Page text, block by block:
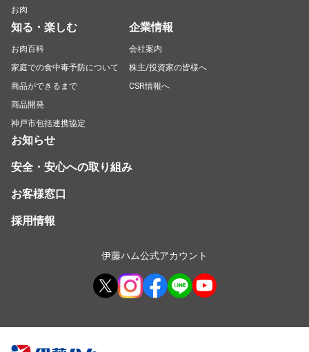
お肉
知る・楽しむ
お肉百科
家庭での食中毒予防について
商品ができるまで
商品開発
神戸市包括連携協定
企業情報
会社案内
株主/投資家の皆様へ
CSR情報へ
お知らせ
安全・安心への取り組み
お客様窓口
採用情報
伊藤ハム公式アカウント